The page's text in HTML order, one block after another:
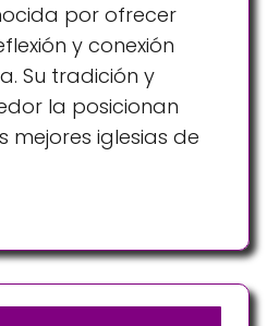
por ofrecer
y conexión
Su tradición y
la posicionan
mejores iglesias de